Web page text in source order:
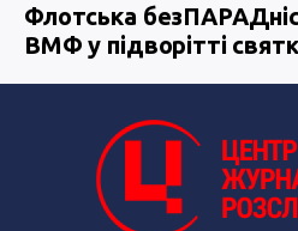
Флотська
ВМФ у підворітті